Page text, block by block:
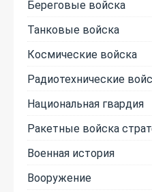
Береговые войска
Танковые войска
Космические войска
Радиотехнические
Национальная гвардия
Ракетные войска
Военная история
Вооружение